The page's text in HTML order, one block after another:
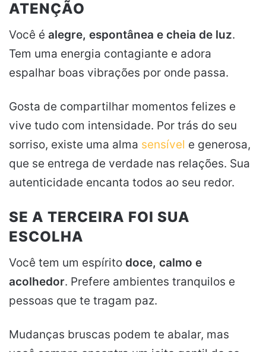
ATENÇÃO
Você é alegre, espontânea e cheia de luz.
Tem uma energia contagiante e adora
espalhar boas vibrações por onde passa.
Gosta de compartilhar momentos felizes e
vive tudo com intensidade. Por trás do seu
sorriso, existe uma alma sensível e generosa,
que se entrega de verdade nas relações. Sua
autenticidade encanta todos ao seu redor.
SE A TERCEIRA FOI SUA
ESCOLHA
Você tem um espírito doce, calmo e
acolhedor. Prefere ambientes tranquilos e
pessoas que te tragam paz.
Mudanças bruscas podem te abalar, mas